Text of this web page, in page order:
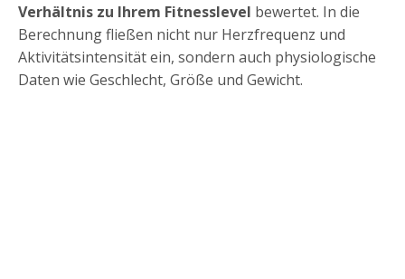
Verhältnis zu Ihrem Fitnesslevel bewertet. In die
Berechnung fließen nicht nur Herzfrequenz und
Aktivitätsintensität ein, sondern auch physiologische
Daten wie Geschlecht, Größe und Gewicht.